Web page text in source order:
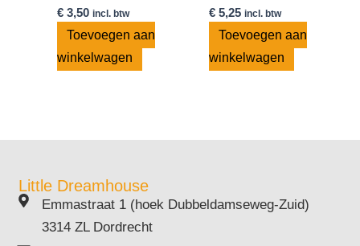
€ 3,50 incl. btw
Toevoegen aan
winkelwagen
€5,25 incl. btw
Toevoegen aan
winkelwagen
Little Dreamhouse
Emmastraat 1 (hoek Dubbeldamseweg-Zuid)
3314 ZL Dordrecht